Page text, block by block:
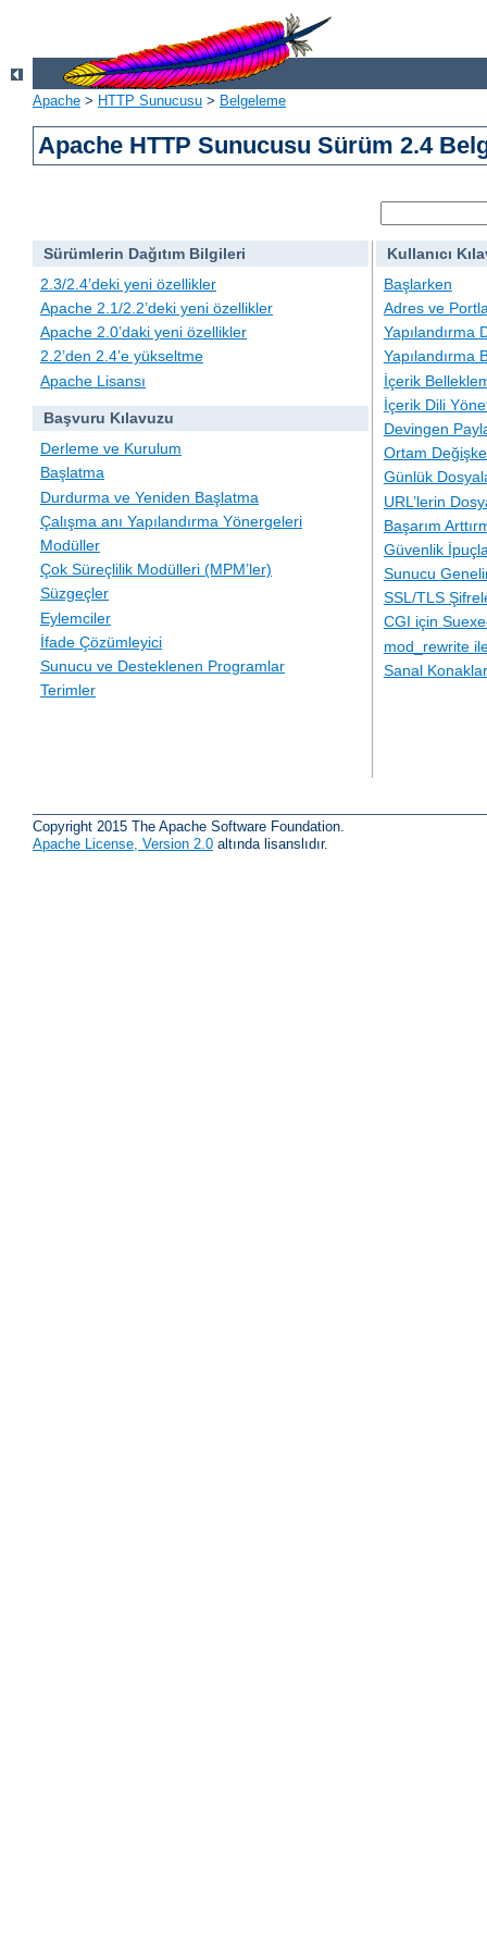
Apache > HTTP Sunucusu > Belgeleme
Apache HTTP Sunucusu Sürüm 2.4
Sürümlerin Dağıtım Bilgileri
2.3/2.4’deki yeni özellikler
Apache 2.1/2.2’deki yeni özellikler
Apache 2.0’daki yeni özellikler
2.2’den 2.4’e yükseltme
Apache Lisansı
Başvuru Kılavuzu
Derleme ve Kurulum
Başlatma
Durdurma ve Yeniden Başlatma
Çalışma anı Yapılandırma Yönergeleri
Modüller
Çok Süreçlilik Modülleri (MPM’ler)
Süzgeçler
Eylemciler
İfade Çözümleyici
Sunucu ve Desteklenen Programlar
Terimler
Kullanıcı
Başlarken
Adres ve
Yapılandırma
Yapılandırma
İçerik
İçerik Dili
Devingen
Ortam
Günlük
URL’lerin
Başarım
Güvenlik
Sunucu
SSL/TLS
CGI için
mod_rewrite
Sanal Konaklar
Copyright 2015 The Apache Software Foundation.
Apache License, Version 2.0 altında lisanslıdır.